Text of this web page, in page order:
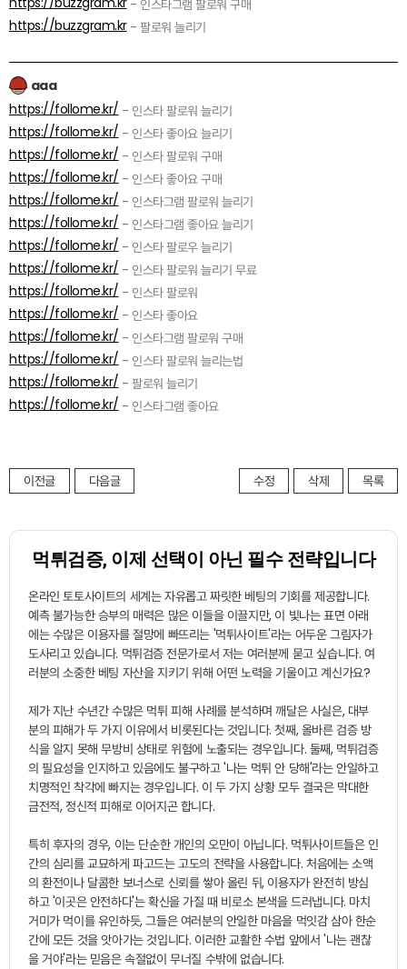
- 인스타그램 팔로워 구매
https://buzzgram.kr- 팔로워 늘리기
aaa
https://follome.kr/- 인스타 팔로워 늘리기
https://follome.kr/- 인스타 좋아요 늘리기
https://follome.kr/- 인스타 팔로워 구매
https://follome.kr/- 인스타 좋아요 구매
https://follome.kr/- 인스타그램 팔로워 늘리기
https://follome.kr/- 인스타그램 좋아요 늘리기
https://follome.kr/- 인스타 팔로우 늘리기
https://follome.kr/- 인스타 팔로워 늘리기 무료
https://follome.kr/- 인스타 팔로워
https://follome.kr/- 인스타 좋아요
https://follome.kr/- 인스타그램 팔로워 구매
https://follome.kr/- 인스타 팔로워 늘리는법
https://follome.kr/- 팔로워 늘리기
https://follome.kr/- 인스타그램 좋아요
이전글 다음글 수정 삭제 목록
먹튀검증, 이제 선택이 아닌 필수 전략입니다
온라인 토토사이트의 세계는 자유롭고 짜릿한 베팅의 기회를 제공합니다.
예측 불가능한 승부의 매력은 많은 이들을 이끌지만, 이 빛나는 표면 아래
에는 수많은 이용자를 절망에 빠뜨리는 '먹튀사이트'라는 어두운 그림자가
도사리고 있습니다. 먹튀검증전문가로서 저는 여러분께 묻고 싶습니다. 여
러분의 소중한 베팅 자산을 지키기 위해 어떤 노력을 기울이고 계신가요?
제가 지난 수년간 수많은 먹튀 피해 사례를 분석하며 깨달은 사실은, 대부
분의 피해가 두 가지 이유에서 비롯된다는 것입니다. 첫째, 올바른 검증 방
식을 알지 못해 무방비 상태로 위험에 노출되는 경우입니다. 둘째, 먹튀검증
의 필요성을 인지하고 있음에도 불구하고 '나는 먹튀 안 당해'라는 안일하고
치명적인 착각에 빠지는 경우입니다. 이 두 가지 상황 모두 결국은 막대한
금전적, 정신적 피해로 이어지곤 합니다.
특히 후자의 경우, 이는 단순한 개인의 오만이 아닙니다. 먹튀사이트들은 인
간의 심리를 교묘하게 파고드는 고도의 전략을 사용합니다. 처음에는 소액
의 환전이나 달콤한 보너스로 신뢰를 쌓아 올린 뒤, 이용자가 완전히 방심
하고 '이곳은 안전하다'는 확신을 가질 때 비로소 본색을 드러냅니다. 마치
거미가 먹이를 유인하듯, 그들은 여러분의 안일한 마음을 먹잇감 삼아 한순
간에 모든 것을 앗아가는 것입니다. 이러한 교활한 수법 앞에서 '나는 괜찮
을 거야'라는 믿음은 속절없이 무너질 수밖에 없습니다.